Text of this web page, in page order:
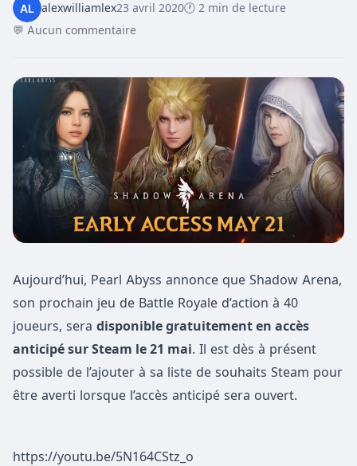
alexwilliamlex23 avril 2020🕐 2 min de lecture
💬 Aucun commentaire
Aujourd’hui, Pearl Abyss annonce que Shadow Arena,
son prochain jeu de Battle Royale d’action à 40
joueurs, sera disponible gratuitement en accès
anticipé sur Steam le 21 mai. Il est dès à présent
possible de l’ajouter à sa liste de souhaits Steam pour
être averti lorsque l’accès anticipé sera ouvert.
https://youtu.be/5N164CStz_o